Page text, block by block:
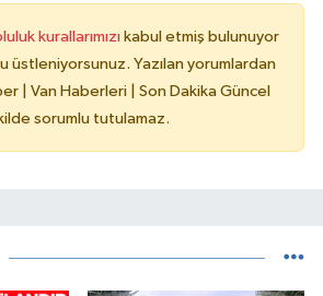
kurallarımızı kabul etmiş bulunuyor
üstleniyorsunuz. Yazılan yorumlardan
| Van Haberleri | Son Dakika Güncel
sorumlu tutulamaz.